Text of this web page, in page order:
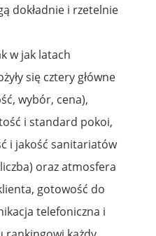
dokładnie i rzetelnie
w jak latach
się cztery główne
wybór, cena),
i standard pokoi,
i jakość sanitariatów
oraz atmosfera
gotowość do
telefoniczna i